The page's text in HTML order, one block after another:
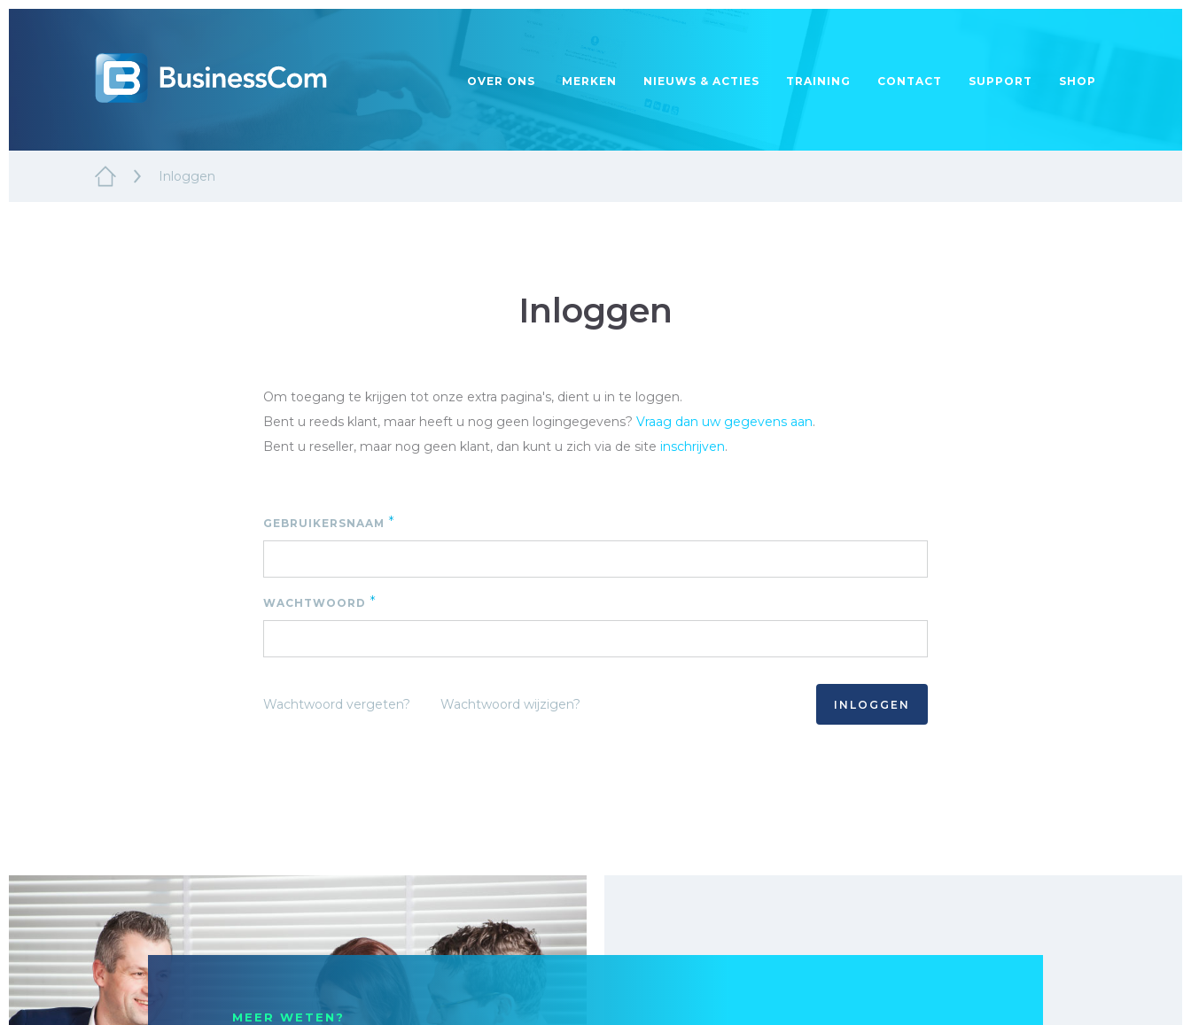
OVER ONS MERKEN NIEUWS & ACTIES TRAINING CONTACT SUPPORT SHOP
Inloggen
Inloggen
Om toegang te krijgen tot onze extra pagina's, dient u in te loggen.
Bent u reeds klant, maar heeft u nog geen logingegevens? Vraag dan uw gegevens aan.
Bent u reseller, maar nog geen klant, dan kunt u zich via de site inschrijven.
GEBRUIKERSNAAM *
WACHTWOORD *
Wachtwoord vergeten? Wachtwoord wijzigen? INLOGGEN
MEER WETEN?